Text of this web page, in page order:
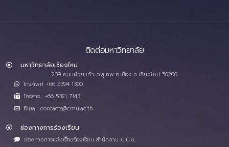
ติดต่อมหาวิทยาลัย
มหาวิทยาลัยเชียงใหม่
239 ถนนห้วยแก้ว ต.สุเทพ อ.เมือง จ.เชียงใหม่ 50200
โทรศัพท์ :+66 5394 1300
โทรสาร : +66 5321 7143
อีเมล : contacts@cmu.ac.th
ช่องทางการร้องเรียน
ช่องทางการแจ้งเรื่องร้องเรียน สำนักงาน ป.ป.ช.